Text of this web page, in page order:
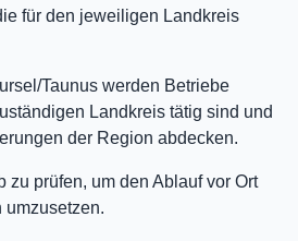
für den jeweiligen Landkreis
Taunus werden Betriebe
Landkreis tätig sind und
der Region abdecken.
zu prüfen, um den Ablauf vor Ort
umzusetzen.